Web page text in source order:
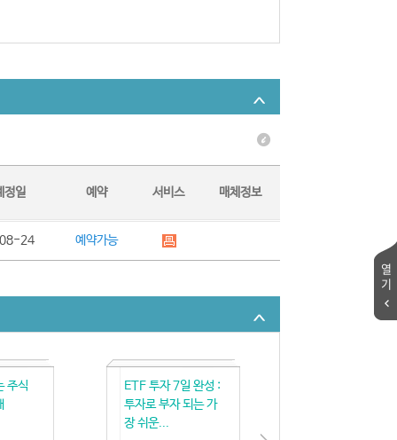
정일 예약 서비스 매체정보
24 예약가능
주식
ETF 투자 7일 완성 :
투자로 부자 되는 가
장 쉬운...
열
기